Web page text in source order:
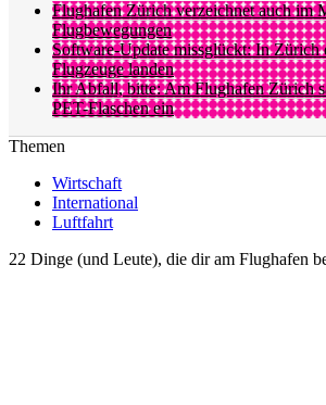
Flughafen Zürich verzeichnet auch im
Flugbewegungen
Software-Update missglückt: In Zürich
Flugzeuge landen
Ihr Abfall, bitte: Am Flughafen Zürich
PET-Flaschen ein
Themen
Wirtschaft
International
Luftfahrt
22 Dinge (und Leute), die dir am Flughafen